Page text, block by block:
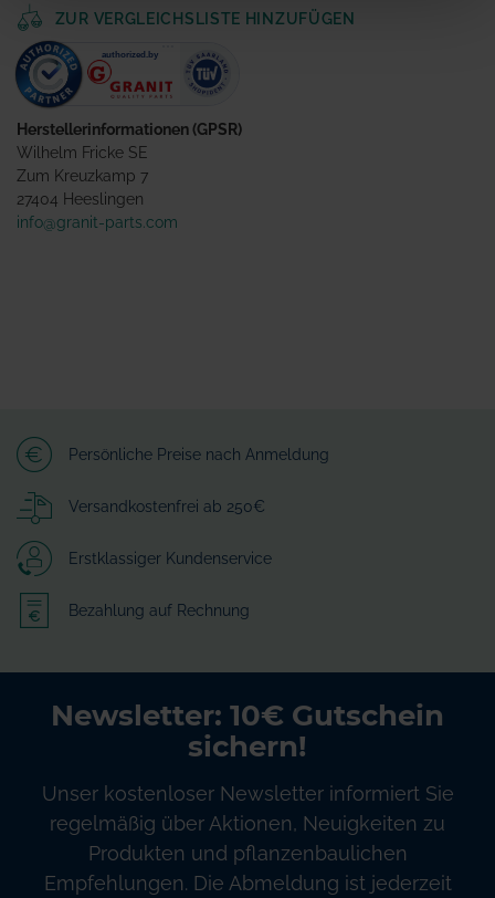
ZUR VERGLEICHSLISTE HINZUFÜGEN
Herstellerinformationen (GPSR)
Wilhelm Fricke SE
Zum Kreuzkamp 7
27404 Heeslingen
info@granit-parts.com
Persönliche Preise nach Anmeldung
Versandkostenfrei ab 250€
Erstklassiger Kundenservice
Bezahlung auf Rechnung
Newsletter: 10€ Gutschein
sichern!
Unser kostenloser Newsletter informiert Sie
regelmäßig über Aktionen, Neuigkeiten zu
Produkten und pflanzenbaulichen
Empfehlungen. Die Abmeldung ist jederzeit